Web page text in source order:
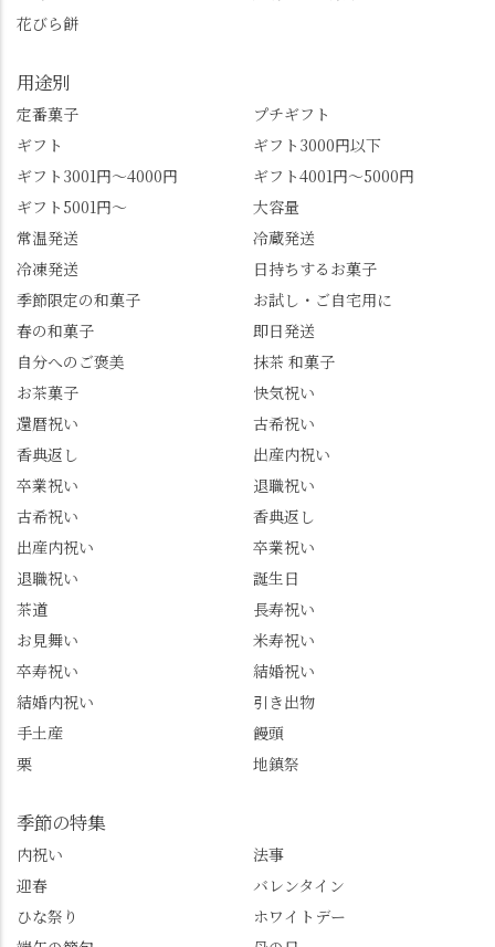
この中で気になったも
すめ品ばかりです。よ
かったらぜひこの機会
北川🍡 住所 長岡京市う
ぐいす台1-3 TEL 075-
954-0400 営業時間 10:00
@mizuha_kitagawa #セン
ス長岡京 #SENSE長岡
京公式アンバサダー #み
ずは北川 私のアカウン
グルメをメインに発
信。お店選びの参考な
どにご利用いただける
の情報を詳しく知りた
い人は、下記アカウン
トもあわせてチェック
@sense_nagaokakyo 長岡
京市観光協会
@nagaokakyo_tourism ふ
@furufuru_nagaokakyo
物価の値上がりが激し
景、もっと知られてほ
しい！ 🍋締めは「みず
話題のレモンわらび餅
と、夏季限定・竹筒入
り水ようかん「清竹」
んな大満足の笑顔😋 さ
らに日高さんから、な
かの邸の珈琲パックと
小倉山荘のお菓子のサ
で🎁最後の最後まで"お
もてなし"の心を教えて
いただきました。 プロ
ドライバーならではの
ルート取り、駐車場事
情、お客様を飽きさせ
ない語り口…。楽しみ
ながら学びっぱなしの
のガイド活動にしっか
り活かしていきます💪
西山、ほんまにええと
こです。次はあなたを
🚕✨ #京都西山旅感 #京
都西山 #おもてなしタク
こごろ #勝持寺 #正法寺
#善峯寺 #あじさい #あ
じさい供養 #遊龍の松 #
花びら餅
用途別
定番菓子
プチギフト
ギフト
ギフト3000円以下
ギフト3001円～4000円
ギフト4001円～5000円
ギフト5001円～
大容量
常温発送
冷蔵発送
冷凍発送
日持ちするお菓子
季節限定の和菓子
お試し・ご自宅用に
春の和菓子
即日発送
自分へのご褒美
抹茶 和菓子
お茶菓子
快気祝い
還暦祝い
古希祝い
香典返し
出産内祝い
卒業祝い
退職祝い
古希祝い
香典返し
出産内祝い
卒業祝い
退職祝い
誕生日
茶道
長寿祝い
お見舞い
米寿祝い
卒寿祝い
結婚祝い
結婚内祝い
引き出物
手土産
饅頭
栗
地鎮祭
季節の特集
内祝い
法事
迎春
バレンタイン
ひな祭り
ホワイトデー